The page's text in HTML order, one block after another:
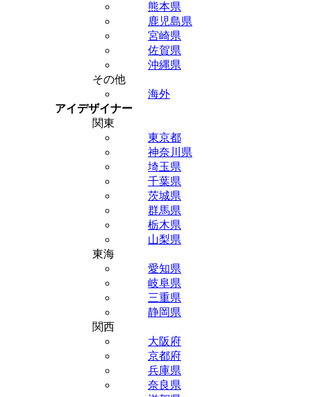
熊本県
鹿児島県
宮崎県
佐賀県
沖縄県
その他
海外
アイデザイナー
関東
東京都
神奈川県
埼玉県
千葉県
茨城県
群馬県
栃木県
山梨県
東海
愛知県
岐阜県
三重県
静岡県
関西
大阪府
京都府
兵庫県
奈良県